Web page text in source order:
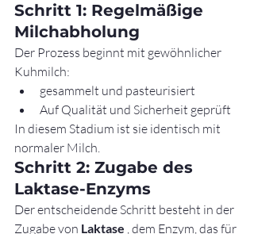
Schritt 1: Regelmäßige
Milchabholung
Der Prozess beginnt mit gewöhnlicher
Kuhmilch:
gesammelt und pasteurisiert
Auf Qualität und Sicherheit geprüft
In diesem Stadium ist sie identisch mit
normaler Milch.
Schritt 2: Zugabe des
Laktase-Enzyms
Der entscheidende Schritt besteht in der
Zugabe von Laktase , dem Enzym, das für